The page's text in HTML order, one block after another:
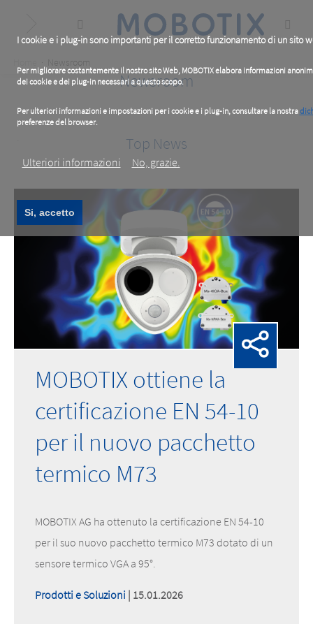
I cookie e i plug-in sono importanti per il corretto funzionamento di un sito
Per migliorare costantemente il nostro sito Web, MOBOTIX elabora informazioni
dei cookie e dei plug-in necessari a questo scopo.
Per ulteriori informazioni e impostazioni per i cookie e i plug-in, consultare la nostra
preferenze del browser.
Ulteriori informazioni
No, grazie.
Si, accetto
content
Breadcrumb
Newsroom
Newsroom
Top News
MOBOTIX ottiene la
certificazione EN 54-10
per il nuovo pacchetto
termico M73
MOBOTIX AG ha ottenuto la certificazione EN 54-10
per il suo nuovo pacchetto termico M73 dotato di un
sensore termico VGA a 95°.
Prodotti e Soluzioni | 15.01.2026